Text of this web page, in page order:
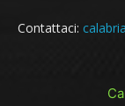
Contattaci: